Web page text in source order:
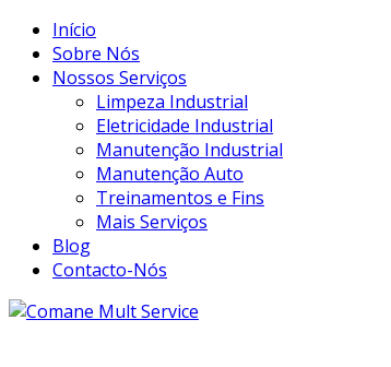
Início
Sobre Nós
Nossos Serviços
Limpeza Industrial
Eletricidade Industrial
Manutenção Industrial
Manutenção Auto
Treinamentos e Fins
Mais Serviços
Blog
Contacto-Nós